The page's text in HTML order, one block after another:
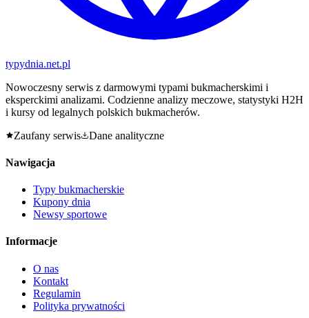
typydnia.net.pl
Nowoczesny serwis z darmowymi typami bukmacherskimi i
eksperckimi analizami. Codzienne analizy meczowe, statystyki H2H
i kursy od legalnych polskich bukmacherów.
Zaufany serwis
Dane analityczne
Nawigacja
Typy bukmacherskie
Kupony dnia
Newsy sportowe
Informacje
O nas
Kontakt
Regulamin
Polityka prywatności